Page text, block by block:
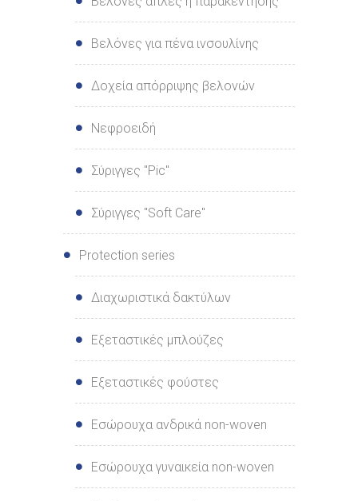
Βελόνες για πένα ινσουλίνης
Δοχεία απόρριψης βελονών
Νεφροειδή
Σύριγγες "Pic"
Σύριγγες "Soft Care"
Protection series
Διαχωριστικά δακτύλων
Εξεταστικές μπλούζες
Εξεταστικές φούστες
Εσώρουχα ανδρικά non-woven
Εσώρουχα γυναικεία non-woven